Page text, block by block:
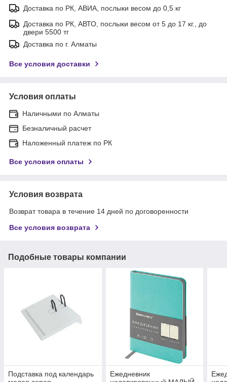
Доставка по РК, АВИА, послыки весом до 0,5 кг
Доставка по РК, АВТО, послыки весом от 5 до 17 кг., до
двери 5500 тг
Доставка по г. Алматы
Все условия доставки
Условия оплаты
Наличными по Алматы
Безналичный расчет
Наложенный платеж по РК
Все условия оплаты
Условия возврата
Возврат товара в течение 14 дней по договоренности
Все условия возврата
Подобные товары компании
Подставка под календарь
Ежедневник